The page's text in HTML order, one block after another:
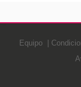
Equipo